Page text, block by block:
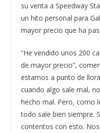
su venta a Speedway
un hito personal para
mayor precio que ha
“He vendido unos 200
de mayor precio”,
estamos a punto de
cuando algo sale mal,
hecho mal. Pero, como
todo sale bien siempre.
contentos con esto.